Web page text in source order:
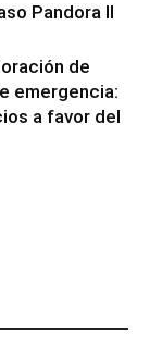
Pandora II
de
emergencia:
a favor del